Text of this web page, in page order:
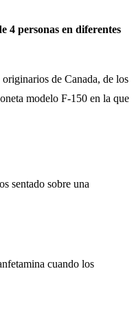
4 personas en diferentes
de Canada, de los
modelo F-150 en la que
sentado sobre una
cuando los